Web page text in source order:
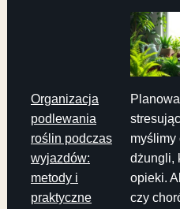
Organizacja
podlewania
roślin podczas
wyjazdów:
metody i
praktyczne
myślimy
dżungli,
opieki.
czy